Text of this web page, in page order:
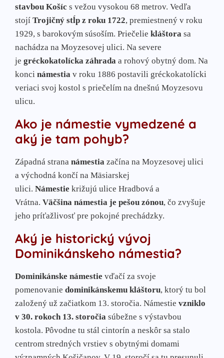
stavbou Košíc s vežou vysokou 68 metrov. Vedľa
stojí Trojičný stĺp z roku 1722, premiestnený v roku
1929, s barokovým súsoším. Priečelie kláštora sa
nachádza na Moyzesovej ulici. Na severe
je gréckokatolícka záhrada a rohový obytný dom. Na
konci námestia v roku 1886 postavili gréckokatolícki
veriaci svoj kostol s priečelím na dnešnú Moyzesovu
ulicu.
Ako je námestie vymedzené a
aký je tam pohyb?
Západná strana námestia začína na Moyzesovej ulici
a východná končí na Mäsiarskej
ulici. Námestie križujú ulice Hradbová a
Vrátna. Väčšina námestia je pešou zónou, čo zvyšuje
jeho príťažlivosť pre pokojné prechádzky.
Aký je historický vývoj
Dominikánskeho námestia?
Dominikánske námestie vďačí za svoje
pomenovanie dominikánskemu kláštoru, ktorý tu bol
založený už začiatkom 13. storočia. Námestie vzniklo
v 30. rokoch 13. storočia súbežne s výstavbou
kostola. Pôvodne tu stál cintorín a neskôr sa stalo
centrom stredných vrstiev s obytnými domami